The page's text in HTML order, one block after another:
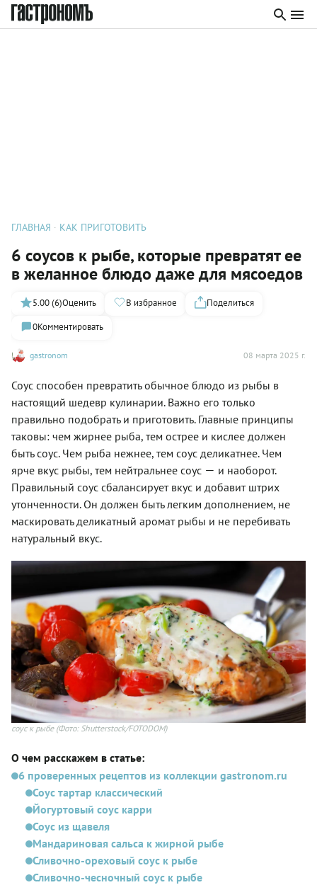
ГЛАВНАЯ КАК ПРИГОТОВИТЬ
6 соусов к рыбе, которые превратят ее
в желанное блюдо даже для мясоедов
gastronom 08 марта 2025 г.
5.00 (6)Оценить В избранное
Поделиться
0Комментировать
Соус способен превратить обычное блюдо из рыбы в
настоящий шедевр кулинарии. Важно его только
правильно подобрать и приготовить. Главные принципы
таковы: чем жирнее рыба, тем острее и кислее должен
быть соус. Чем рыба нежнее, тем соус деликатнее. Чем
ярче вкус рыбы, тем нейтральнее соус — и наоборот.
Правильный соус сбалансирует вкус и добавит штрих
утонченности. Он должен быть легким дополнением, не
маскировать деликатный аромат рыбы и не перебивать
натуральный вкус.
соус к рыбе(Фото: Shutterstock/FOTODOM)
О чем расскажем в статье:
6 проверенных рецептов из коллекции gastronom.ru
Соус тартар классический
Йогуртовый соус карри
Соус из щавеля
Мандариновая сальса к жирной рыбе
Сливочно-ореховый соус к рыбе
Сливочно-чесночный соус к рыбе